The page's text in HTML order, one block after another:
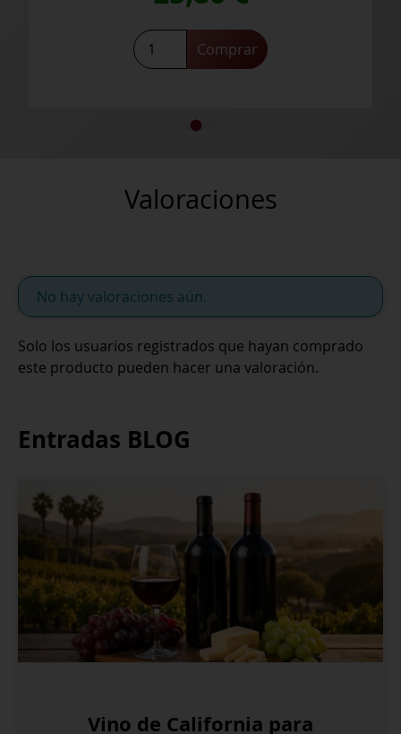
Mandilari
Plakoura
Comprar
Valoraciones
No hay valoraciones aún.
Solo los usuarios registrados que hayan comprado
este producto pueden hacer una valoración.
Entradas BLOG
Vino de California para